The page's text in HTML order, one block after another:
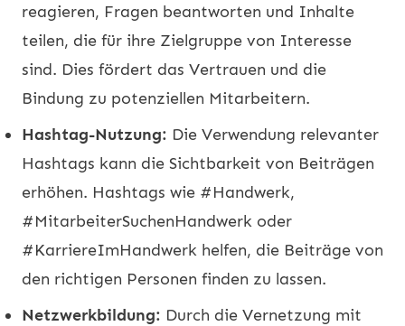
reagieren, Fragen beantworten und Inhalte
teilen, die für ihre Zielgruppe von Interesse
sind. Dies fördert das Vertrauen und die
Bindung zu potenziellen Mitarbeitern.
Hashtag-Nutzung: Die Verwendung relevanter
Hashtags kann die Sichtbarkeit von Beiträgen
erhöhen. Hashtags wie #Handwerk,
#MitarbeiterSuchenHandwerk oder
#KarriereImHandwerk helfen, die Beiträge von
den richtigen Personen finden zu lassen.
Netzwerkbildung: Durch die Vernetzung mit